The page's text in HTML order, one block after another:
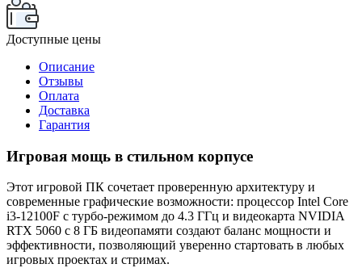
Доступные цены
Описание
Отзывы
Оплата
Доставка
Гарантия
Игровая мощь в стильном корпусе
Этот игровой ПК сочетает проверенную архитектуру и
современные графические возможности: процессор Intel Core
i3-12100F с турбо-режимом до 4.3 ГГц и видеокарта NVIDIA
RTX 5060 с 8 ГБ видеопамяти создают баланс мощности и
эффективности, позволяющий уверенно стартовать в любых
игровых проектах и стримах.